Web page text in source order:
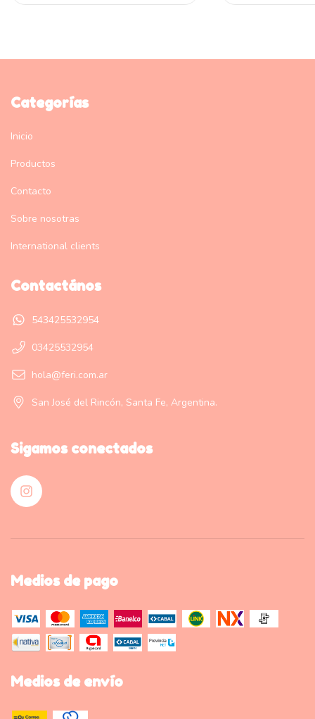
Categorías
Inicio
Productos
Contacto
Sobre nosotras
International clients
Contactános
543425532954
03425532954
hola@feri.com.ar
San José del Rincón, Santa Fe, Argentina.
Sigamos conectados
Medios de pago
Medios de envío